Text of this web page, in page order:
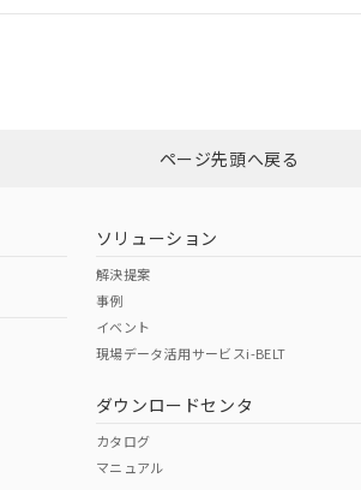
ダウンロードはこちら
（日本
（アメリカ
この製
その他の認証はこち
ページ先頭へ戻る
ソリューション
解決提案
事例
イベント
現場データ活用サービスi-BELT
ダウンロードセンタ
カタログ
マニュアル